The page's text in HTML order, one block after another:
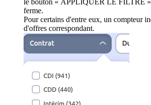
le bouton « APPLIQUER LE FILTRE »
ferme.
Pour certains d'entre eux, un compteur
d'offres correspondant.